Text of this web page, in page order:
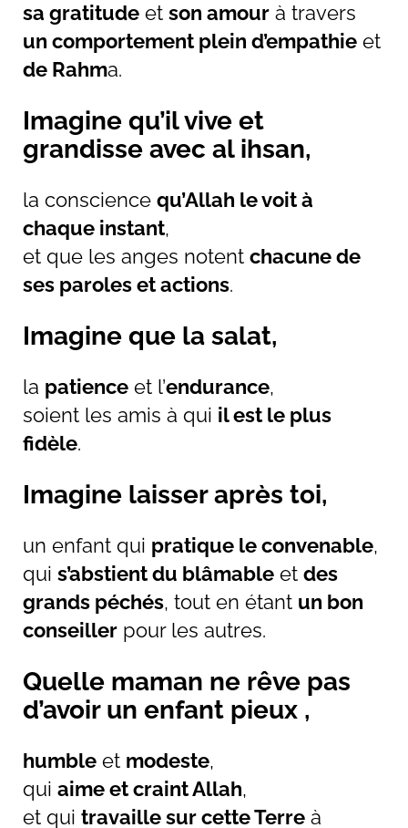
sa gratitude et son amour à travers
un comportement plein d’empathie et
de Rahma.
Imagine qu’il vive et
grandisse avec al ihsan,
la conscience qu’Allah le voit à
chaque instant,
et que les anges notent chacune de
ses paroles et actions.
Imagine que la salat,
la patience et l’endurance,
soient les amis à qui il est le plus
fidèle.
Imagine laisser après toi,
un enfant qui pratique le convenable,
qui s’abstient du blâmable et des
grands péchés, tout en étant un bon
conseiller pour les autres.
Quelle maman ne rêve pas
d’avoir un enfant pieux ,
humble et modeste,
qui aime et craint Allah,
et qui travaille sur cette Terre à